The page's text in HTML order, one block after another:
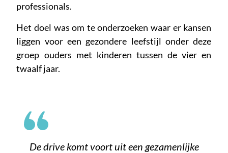
professionals.
Het doel was om te onderzoeken waar er kansen
liggen voor een gezondere leefstijl onder deze
groep ouders met kinderen tussen de vier en
twaalf jaar.
De drive komt voort uit een gezamenlijke